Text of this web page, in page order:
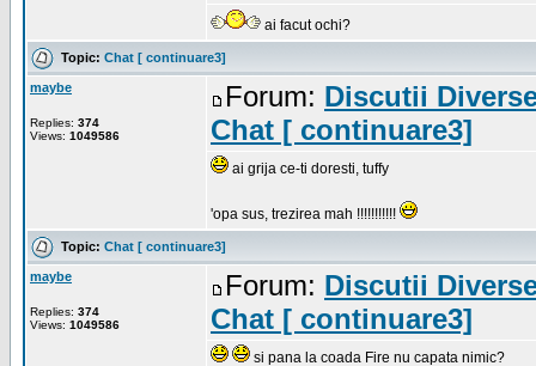
ai facut ochi?
Topic: Chat [ continuare3]
maybe
Replies: 374
Views: 1049586
Forum: Discutii
Chat [ continuare3]
ai grija ce-ti doresti, tuffy
'opa sus, trezirea mah !!!!!!!!!!!
Topic: Chat [ continuare3]
maybe
Replies: 374
Views: 1049586
Forum: Discutii
Chat [ continuare3]
si pana la coada Fire nu capata nimic?